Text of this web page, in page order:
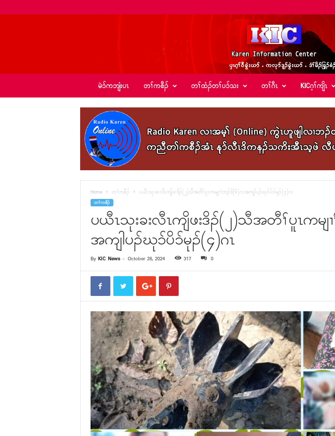
အဲ
မဲၥ်ကဘျံးပၤ တၢ်ကစီၣ် တၢ်ထံၣ်တၢ်ပၥ်သး တၢ်ဂီၤ KICဂ့ၢ်ကျိၤ
Home တၢ်ကစီၣ် ပယီၤသုးခးလီၤကျိဖးဒိၣ်(၂)သီအတီၢ်ပူၤကမျၢၢ်ဘၣ်ဒိ(၆)ဂၤအကျါပၣ်ဃုၥ်ပိၥ်မုၣ်(၄)ဂၤ
တၢ်ကစီၣ်
ပယီၤသုးခးလီၤကျိဖးဒိၣ်(၂)သီအတီၢ်ပူၤကမျ
အကျါပၣ်ဃုၥ်ပိၥ်မုၣ်(၄)ဂၤ
By KIC News- October 28, 2024 317 0